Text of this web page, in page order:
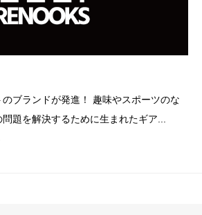
ブランドが発進！ 趣味やスポーツのな
題を解決するために生まれたギア...